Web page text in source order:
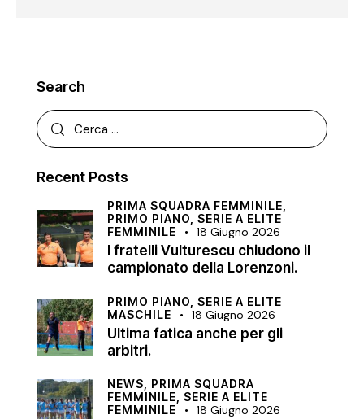
Search
Recent Posts
PRIMA SQUADRA FEMMINILE,
PRIMO PIANO, SERIE A ELITE
FEMMINILE
18 Giugno 2026
I fratelli Vulturescu chiudono il
campionato della Lorenzoni.
PRIMO PIANO, SERIE A ELITE
MASCHILE
18 Giugno 2026
Ultima fatica anche per gli
arbitri.
NEWS, PRIMA SQUADRA
FEMMINILE, SERIE A ELITE
FEMMINILE
18 Giugno 2026